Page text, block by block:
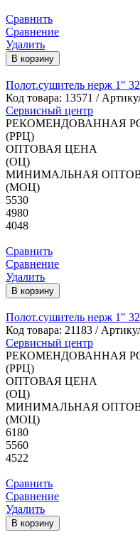
Сравнить
Сравнение
Удалить
В корзину
Полот.сушитель нерж 1"
Код товара: 13571 /
Сервисный центр
РЕКОМЕНДОВАННАЯ
(РРЦ)
ОПТОВАЯ ЦЕНА
(ОЦ)
МИНИМАЛЬНАЯ
(МОЦ)
5530
4980
4048
Сравнить
Сравнение
Удалить
В корзину
Полот.сушитель нерж 1"
Код товара: 21183 /
Сервисный центр
РЕКОМЕНДОВАННАЯ
(РРЦ)
ОПТОВАЯ ЦЕНА
(ОЦ)
МИНИМАЛЬНАЯ
(МОЦ)
6180
5560
4522
Сравнить
Сравнение
Удалить
В корзину